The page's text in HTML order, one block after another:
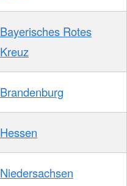
Bayerisches Rotes
Kreuz
Brandenburg
Hessen
Niedersachsen